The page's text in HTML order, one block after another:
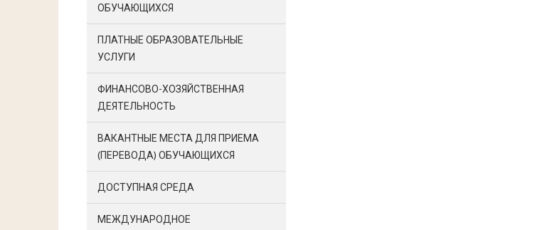
ОБУЧАЮЩИХСЯ
ПЛАТНЫЕ ОБРАЗОВАТЕЛЬНЫЕ
УСЛУГИ
ФИНАНСОВО-ХОЗЯЙСТВЕННАЯ
ДЕЯТЕЛЬНОСТЬ
ВАКАНТНЫЕ МЕСТА ДЛЯ ПРИЕМА
(ПЕРЕВОДА) ОБУЧАЮЩИХСЯ
ДОСТУПНАЯ СРЕДА
МЕЖДУНАРОДНОЕ